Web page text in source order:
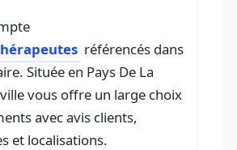
référencés dans
Située en Pays De La
vous offre un large choix
avec avis clients,
et localisations.